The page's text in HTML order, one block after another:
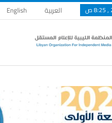
العربية English